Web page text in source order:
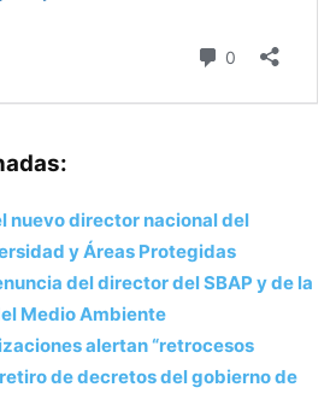
nuevo director nacional del
y Áreas Protegidas
del director del SBAP y de la
Medio Ambiente
alertan “retrocesos
de decretos del gobierno de